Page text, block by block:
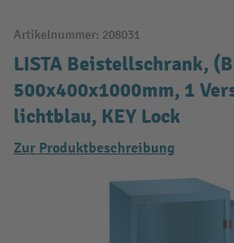
Artikelnummer: 208031
LISTA Beistellschrank,
500x400x1000mm, 1
lichtblau, KEY Lock
Zur Produktbeschreibung